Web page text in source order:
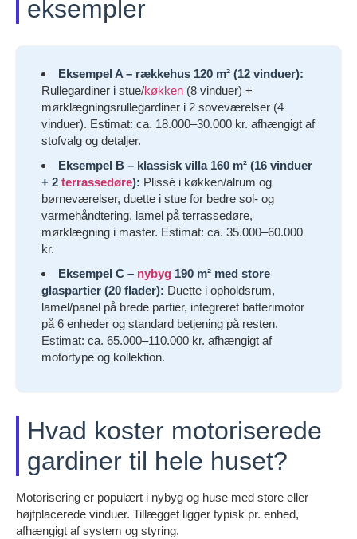
eksempler
Eksempel A – rækkehus 120 m² (12 vinduer):
Rullegardiner i stue/køkken (8 vinduer) +
mørklægningsrullegardiner i 2 soveværelser (4
vinduer). Estimat: ca. 18.000–30.000 kr. afhængigt af
stofvalg og detaljer.
Eksempel B – klassisk villa 160 m² (16 vinduer
+ 2 terrassedøre): Plissé i køkken/alrum og
børneværelser, duette i stue for bedre sol- og
varmehåndtering, lamel på terrassedøre,
mørklægning i master. Estimat: ca. 35.000–60.000
kr.
Eksempel C – nybyg 190 m² med store
glaspartier (20 flader): Duette i opholdsrum,
lamel/panel på brede partier, integreret batterimotor
på 6 enheder og standard betjening på resten.
Estimat: ca. 65.000–110.000 kr. afhængigt af
motortype og kollektion.
Hvad koster motoriserede
gardiner til hele huset?
Motorisering er populært i nybyg og huse med store eller
højtplacerede vinduer. Tillægget ligger typisk pr. enhed,
afhængigt af system og styring.